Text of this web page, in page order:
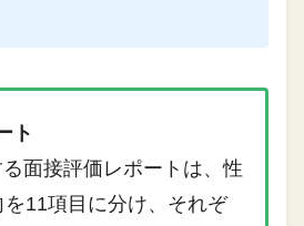
ト
面接評価レポートは、性
11項目に分け、それぞ